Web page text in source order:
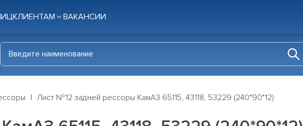
КЛИЕНТАМ ВАКАНСИИ
Лист №12 задней рессоры КамАЗ 65115, 43118, 53229 (240*90*12)